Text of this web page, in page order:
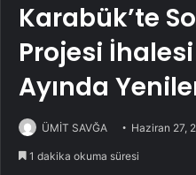
Karabük’te
Projesi
Ayında
ÜMİT SAVĞA Haziran 27,
1 dakika okuma süresi